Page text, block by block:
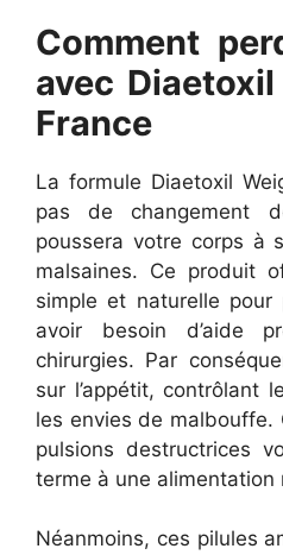
Comment
avec
France
La formule Diaetoxil
pas de changement
poussera votre corps à
malsaines. Ce produit
simple et naturelle
avoir besoin d’aide
chirurgies. Par
sur l’appétit, contrôlant
les envies de malbouffe.
pulsions destructrices
terme à une alimentation
Néanmoins, ces pilules